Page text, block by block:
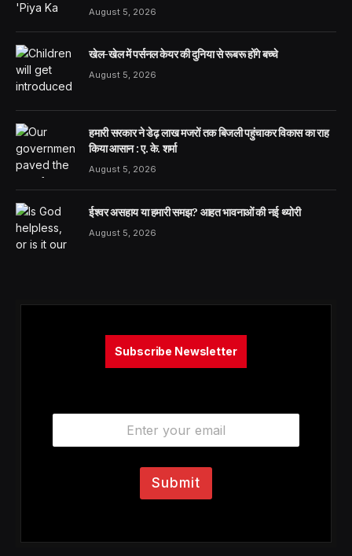
August 5, 2026
खेल-खेल में पर्सनल केयर की दुनिया से रूबरू होंगे बच्चे
August 5, 2026
हमारी सरकार ने डेढ़ लाख मजरों तक बिजली पहुंचाकर विकास का राह
किया आसान : ए. के. शर्मा
August 5, 2026
ईश्वर असहाय या हमारी समझ? आहत भावनाओं की नई थ्योरी
August 5, 2026
Subscribe Newsletter
E
a
Submit